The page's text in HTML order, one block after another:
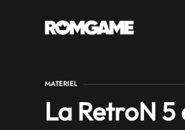
MATERIEL
La RetroN